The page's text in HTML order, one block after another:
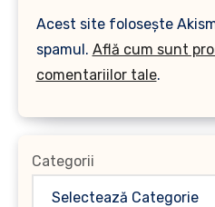
Acest site folosește
spamul. Află cum sunt
comentariilor tale.
Categorii